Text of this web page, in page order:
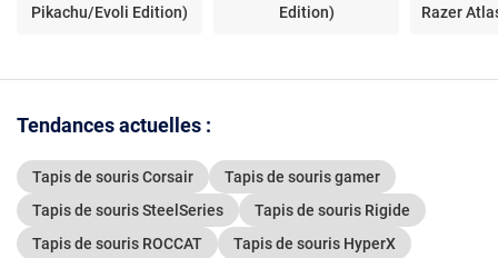
Pikachu/Evoli Edition)
Edition)
Razer
Tendances actuelles :
Tapis de souris Corsair
Tapis de souris gamer
Tapis de souris SteelSeries
Tapis de souris Rigide
Tapis de souris ROCCAT
Tapis de souris HyperX